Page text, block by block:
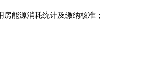
能源消耗统计及缴纳核准；